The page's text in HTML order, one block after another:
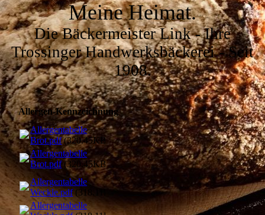
Meine Heimat.
Die Bäckermeister Link - Ihre
Trossinger Handwerksbäckerei - Seit
1908.
Allergen-Kennzeichnung
Allergentabelle
Brot.pdf(320.45KB)
Allergentabelle
Brot.pdf(320.45KB)
Allergentabelle
Weckle.pdf(318.11KB)
Allergentabelle